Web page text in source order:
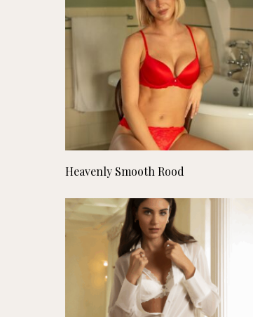
Lees verder
Heavenly Smooth Rood